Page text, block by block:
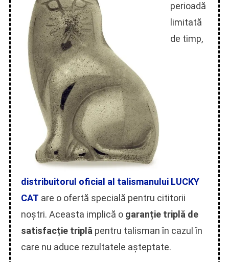
perioadă
limitată
de timp,
distribuitorul oficial al talismanului LUCKY
CAT are o ofertă specială pentru cititorii
noștri. Aceasta implică o garanție triplă de
satisfacție triplă pentru talisman în cazul în
care nu aduce rezultatele așteptate.